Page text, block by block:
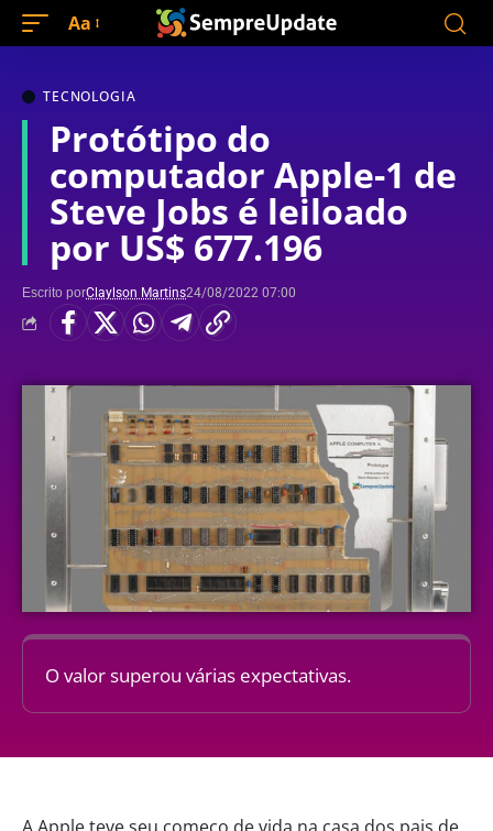
Aa
TECNOLOGIA
Protótipo do
computador Apple-1 de
Steve Jobs é leiloado
por US$ 677.196
Escrito porClaylson Martins24/08/2022 07:00
O valor superou várias expectativas.
A Apple teve seu começo de vida na casa dos pais de